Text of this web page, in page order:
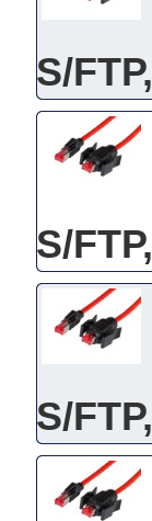
S/
S/
S/